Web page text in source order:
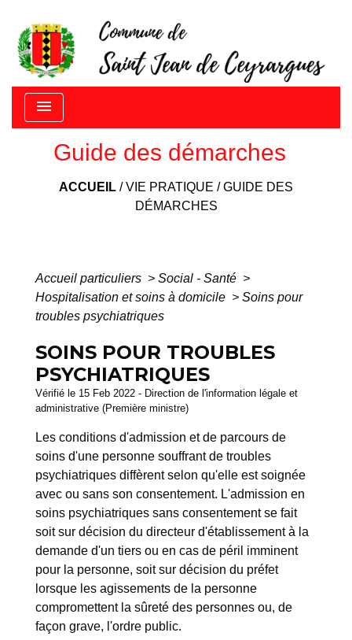
menu
Guide des démarches
ACCUEIL /VIE PRATIQUE /GUIDE DES
DÉMARCHES
Accueil particuliers > Social - Santé >
Hospitalisation et soins à domicile > Soins pour
troubles psychiatriques
SOINS POUR TROUBLES
PSYCHIATRIQUES
Vérifié le 15 Feb 2022 - Direction de l'information légale et
administrative (Première ministre)
Les conditions d'admission et de parcours de
soins d'une personne souffrant de troubles
psychiatriques diffèrent selon qu'elle est soignée
avec ou sans son consentement. L'admission en
soins psychiatriques sans consentement se fait
soit sur décision du directeur d'établissement à la
demande d'un tiers ou en cas de péril imminent
pour la personne, soit sur décision du préfet
lorsque les agissements de la personne
compromettent la sûreté des personnes ou, de
façon grave, l'ordre public.